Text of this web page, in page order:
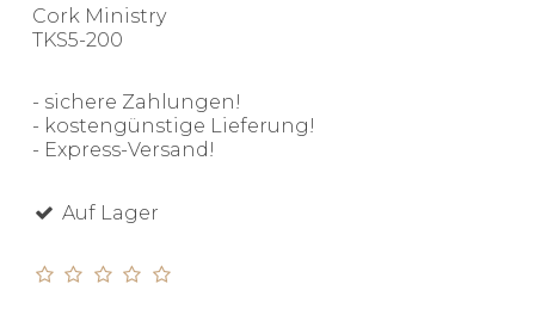
Cork Ministry
TKS5-200
- sichere Zahlungen!
- kostengünstige Lieferung!
- Express-Versand!
Auf Lager